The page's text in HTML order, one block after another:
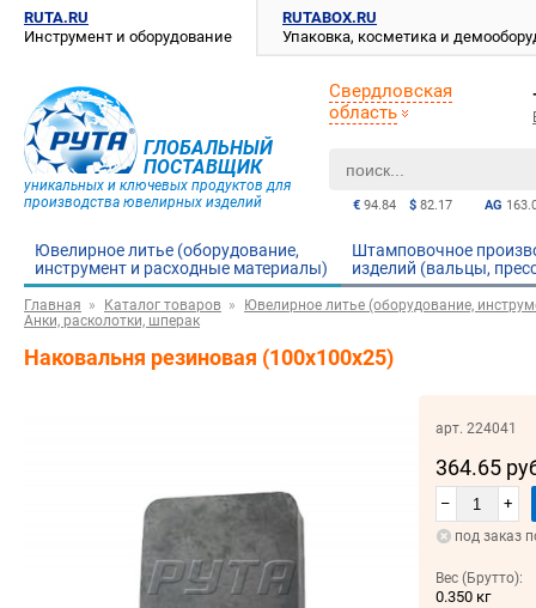
RUTA.RU
Инструмент и оборудование
RUTABOX.RU
Упаковка, косметика и
ГЛОБАЛЬНЫЙ
ПОСТАВЩИК
уникальных и ключевых продуктов для
производства ювелирных изделий
AG
€ 94.84 $ 82.17
Свердловская
область
Ювелирное литье (оборудование,
инструмент и расходные материалы)
Штамповочное
изделий (вальцы,
Главная Каталог товаров
Ювелирное литье (оборудование,
Анки, расколотки, шперак
Наковальня резиновая (100х100х25)
арт. 224041
364.65
– +
под заказ
Вес (Брутто):
0.350 кг